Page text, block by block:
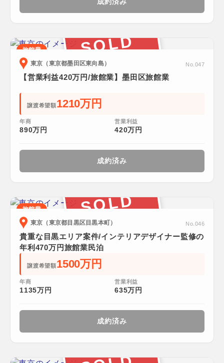
SOLD
旅館業
東京（東京都墨田区東向島）
No.047
【営業利益420万円/旅館業】墨田区旅館業
譲渡希望額1210万円
年商
890万円
営業利益
420万円
成約済み
SOLD
旅館業
東京（東京都目黒区目黒本町）
No.046
貴重な目黒エリア案件/インテリアデザイナー監修の
年利470万円旅館業民泊
譲渡希望額1500万円
年商
1135万円
営業利益
635万円
成約済み